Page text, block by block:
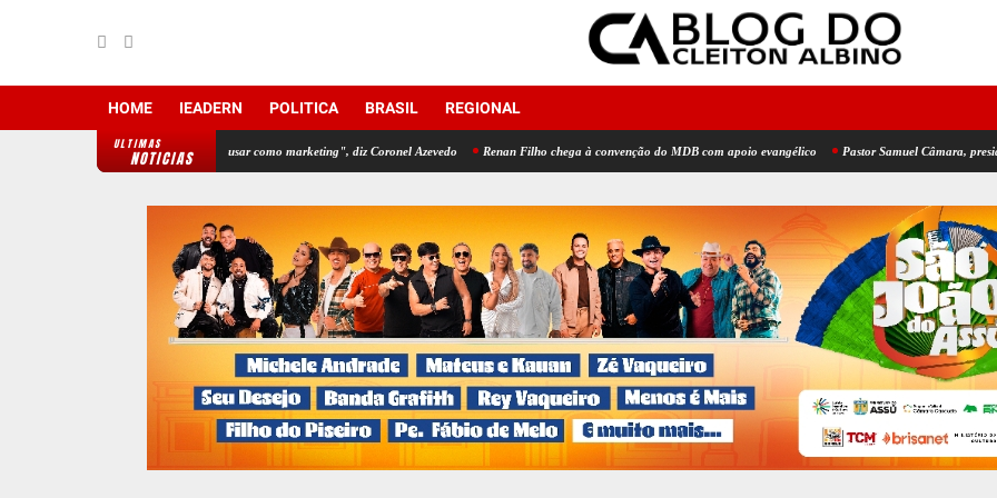
HOME IEADERN POLITICA BRASIL REGIONAL
ULTIMAS
NOTICIAS
dados do IDEB para Fátima usar como marketing", diz Coronel Azevedo Renan Filho chega à convenção do MDB com apoio evangélico Pastor Samuel Câmara, presidente da